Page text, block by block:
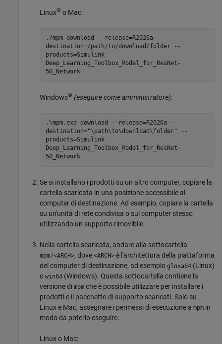
Linux® o Mac:
./mpm download --release=R2026a --
destination=/path/to/download/folder --
products=Simulink
Deep_Learning_Toolbox_Model_for_ResNet-
50_Network
Windows® (eseguire come amministratore):
.\mpm.exe download --release=R2026a --
destination="\path\to\download\folder" --
products=Simulink
Deep_Learning_Toolbox_Model_for_ResNet-
50_Network
Se si installano i prodotti su un altro computer, copiare la
cartella scaricata in una posizione accessibile al
computer di destinazione. Ad esempio, copiare la cartella
su un'unità di rete condivisa o sul computer stesso
utilizzando un supporto rimovibile.
Nella cartella scaricata, andare alla sottocartella
mpm/<ARCH>, dove <ARCH> è l'architettura della piattaforma
del computer di destinazione, ad esempio glnxa64 (Linux)
o win64 (Windows). Questa sottocartella contiene la
versione di mpm che è possibile utilizzare per installare i
prodotti e il pacchetto di supporto scaricati. Solo su
Linux e Mac, assegnare i permessi di esecuzione a mpm in
modo da poterlo eseguire.
Linux o Mac: